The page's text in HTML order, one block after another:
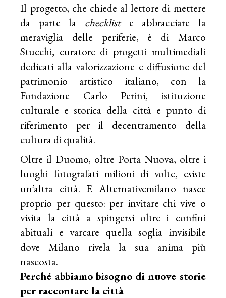
Il progetto, che chiede al lettore di mettere
da parte la checkliste abbracciare la
meraviglia delle periferie, è di Marco
Stucchi, curatore di progetti multimediali
dedicati alla valorizzazione e diffusione del
patrimonio artistico italiano, con la
Fondazione Carlo Perini, istituzione
culturale e storica della città e punto di
riferimento per il decentramento della
cultura di qualità.
Oltre il Duomo, oltre Porta Nuova, oltre i
luoghi fotografati milioni di volte, esiste
un’altra città. E Alternativemilano nasce
proprio per questo: per invitare chi vive o
visita la città a spingersi oltre i confini
abituali e varcare quella soglia invisibile
dove Milano rivela la sua anima più
nascosta.
Perché abbiamo bisogno di nuove storie
per raccontare la città